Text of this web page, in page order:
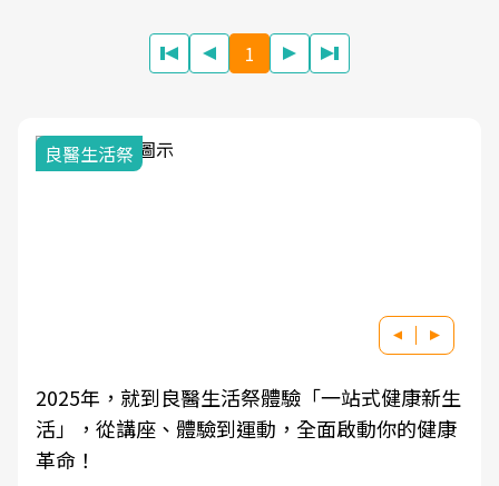
1
健康新生
的健康
我與健康韌性的距離
良醫健康網從「換季的身體變化」出發，
學觀點與日常感受的對話，建立對亞健康